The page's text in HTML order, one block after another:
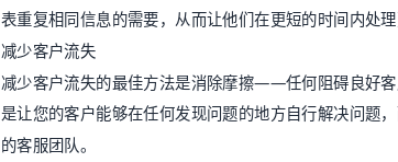
表重复相同信息的需要，从而让他们在更短的时间内处理
减少客户流失
减少客户流失的最佳方法是消除摩擦——任何阻碍良好
是让您的客户能够在任何发现问题的地方自行解决问题
的客服团队。